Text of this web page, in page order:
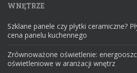
WNĘTRZE
Szklane panele czy płytki ceramiczne?
cena panelu kuchennego
Zrównoważone oświetlenie:
oświetleniowe w aranżacji wnętrz